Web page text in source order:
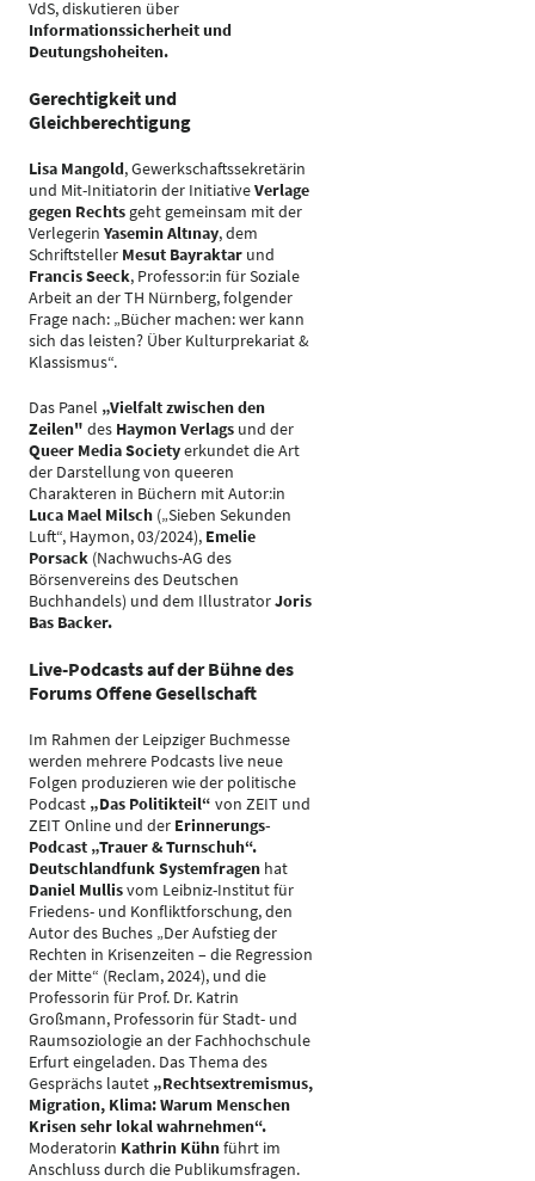
VdS, diskutieren über
Informationssicherheit und
Deutungshoheiten.
Gerechtigkeit und
Gleichberechtigung
Lisa Mangold, Gewerkschaftssekretärin
und Mit-Initiatorin der InitiativeVerlage
gegen Rechts geht gemeinsam mit der
Verlegerin Yasemin Altınay, dem
Schriftsteller Mesut Bayraktar und
Francis Seeck, Professor:in für Soziale
Arbeit an der TH Nürnberg, folgender
Frage nach: „Bücher machen: wer kann
sich das leisten? Über Kulturprekariat &
Klassismus“.
Das Panel „Vielfalt zwischen den
Zeilen" des Haymon Verlags und der
Queer Media Societyerkundet die Art
der Darstellung von queeren
Charakteren in Büchern mit Autor:in
Luca Mael Milsch („Sieben Sekunden
Luft“, Haymon, 03/2024), Emelie
Porsack (Nachwuchs-AG des
Börsenvereins des Deutschen
Buchhandels) und dem IllustratorJoris
Bas Backer.
Live-Podcasts auf der Bühne des
Forums Offene Gesellschaft
Im Rahmen der Leipziger Buchmesse
werden mehrere Podcasts live neue
Folgen produzieren wie der politische
Podcast „Das Politikteil“ von ZEIT und
ZEIT Online und der Erinnerungs-
Podcast „Trauer & Turnschuh“.
Deutschlandfunk Systemfragen hat
Daniel Mullisvom Leibniz-Institut für
Friedens- und Konfliktforschung, den
Autor des Buches „Der Aufstieg der
Rechten in Krisenzeiten – die Regression
der Mitte“ (Reclam, 2024), und die
Professorin für Prof. Dr. Katrin
Großmann, Professorin für Stadt- und
Raumsoziologie an der Fachhochschule
Erfurt eingeladen. Das Thema des
Gesprächs lautet „Rechtsextremismus,
Migration, Klima: Warum Menschen
Krisen sehr lokal wahrnehmen“.
Moderatorin Kathrin Kühnführt im
Anschluss durch die Publikumsfragen.